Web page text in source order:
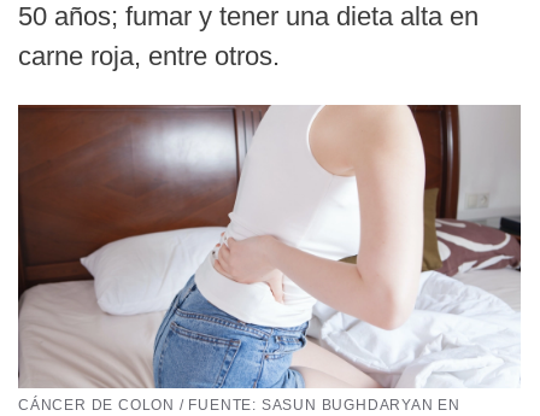
50 años; fumar y tener una dieta alta en
carne roja, entre otros.
CÁNCER DE COLON / FUENTE: SASUN BUGHDARYAN EN